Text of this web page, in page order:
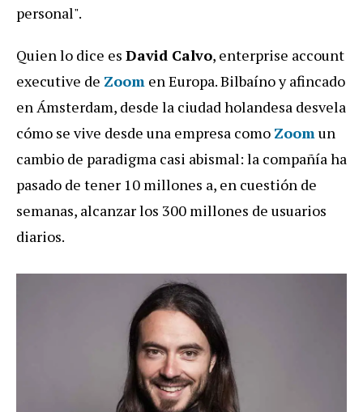
personal".
Quien lo dice es David Calvo, enterprise account
executive de Zoom en Europa. Bilbaíno y afincado
en Ámsterdam, desde la ciudad holandesa desvela
cómo se vive desde una empresa como Zoomun
cambio de paradigma casi abismal: la compañía ha
pasado de tener 10 millones a, en cuestión de
semanas, alcanzar los 300 millones de usuarios
diarios.